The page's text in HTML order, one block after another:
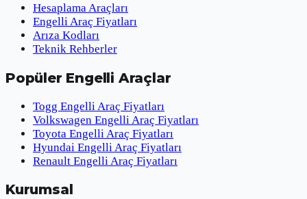
Hesaplama Araçları
Engelli Araç Fiyatları
Arıza Kodları
Teknik Rehberler
Popüler Engelli Araçlar
Togg Engelli Araç Fiyatları
Volkswagen Engelli Araç Fiyatları
Toyota Engelli Araç Fiyatları
Hyundai Engelli Araç Fiyatları
Renault Engelli Araç Fiyatları
Kurumsal